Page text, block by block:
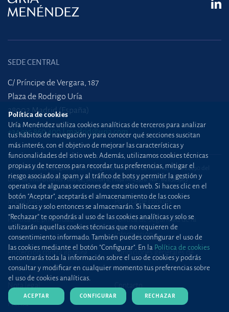
SEDE CENTRAL
C/ Príncipe de Vergara, 187
Plaza de Rodrigo Uría
28002 Madrid (España)
+34 915 860 400 madrid@uria.com
Uría Menéndez Abogados, S.L.P. | Registro Mercantil de Madrid, Tomo 24490 del
Libro de Inscripciones Folio 42, Sección 8, Hoja M-43976. NIF: B28563963
Mapa web Política de cookies
Política de privacidad
Política de Seguridad de la
Información
Protección contraphishing
Condiciones generales de
contratación
Nota legal Contacto
Prensa
Política de cookies
Uría Menéndez utiliza cookies analíticas de terceros para analizar
tus hábitos de navegación y para conocer qué secciones suscitan
más interés, con el objetivo de mejorar las características y
funcionalidades del sitio web. Además, utilizamos cookies técnicas
propias y de terceros para recordar tus preferencias, mitigar el
riesgo asociado al spam y al tráfico de bots y permitir la gestión y
operativa de algunas secciones de este sitio web. Si haces clic en el
botón "Aceptar", aceptarás el almacenamiento de las cookies
analíticas y solo entonces se almacenarán. Si haces clic en
“Rechazar” te opondrás al uso de las cookies analíticas y solo se
utilizarán aquellas cookies técnicas que no requieren de
consentimiento informado. También puedes configurar el uso de
las cookies mediante el botón "Configurar". En la Política de cookies
encontrarás toda la información sobre el uso de cookies y podrás
consultar y modificar en cualquier momento tus preferencias sobre
el uso de cookies analíticas.
ACEPTAR CONFIGURAR RECHAZAR